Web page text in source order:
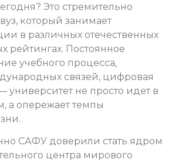
Это стремительно
который занимает
в различных отечественных
рейтингах. Постоянное
учебного процесса,
связей, цифровая
не просто идет в
а опережает темпы
САФУ доверили стать ядром
центра мирового